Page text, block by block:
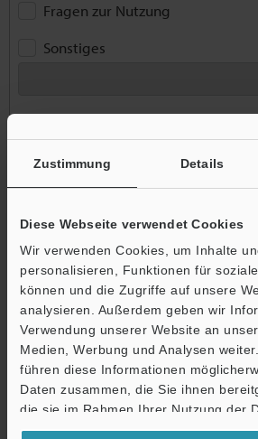
Zustimmung Details
Diese Webseite verwendet Cookies
Wir verwenden Cookies, um Inhalte
personalisieren, Funktionen für
können und die Zugriffe auf unsere
analysieren. Außerdem geben wir
Verwendung unserer Website an
Medien, Werbung und Analysen
führen diese Informationen
Daten zusammen, die Sie ihnen
die sie im Rahmen Ihrer Nutzung der
haben.
Fragen zur Nutzung
Sonstiges
Teilen Sie uns bitte Einzelheiten
Bitte geben Sie Ihre E-Mail-
Sofern für die eingegebene E-Mail-
vorhanden ist, leiten wir Sie zur Eingabe
Falls Sie sich noch nicht registriert haben,
kostenlose Registrierung im nächsten